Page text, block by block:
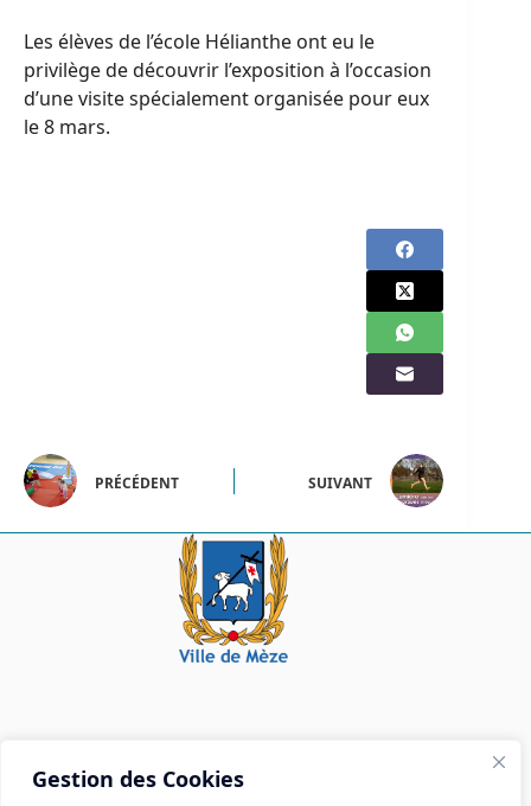
Gestion des Cookies
Les élèves de l’école Hélianthe ont eu le
privilège de découvrir l’exposition à l’occasion
d’une visite spécialement organisée pour eux
le 8 mars.
PRÉCÉDENT SUIVANT
Mairie de Mèze